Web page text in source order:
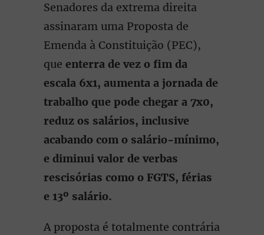
Senadores da extrema direita
assinaram uma Proposta de
Emenda à Constituição (PEC),
que enterra de vez o fim da
escala 6x1, aumenta a jornada de
trabalho que pode chegar a 7x0,
reduz os salários, inclusive
acabando com o salário-mínimo,
e diminui valor de verbas
rescisórias como o FGTS, férias
e 13º salário.
A proposta é totalmente contrária